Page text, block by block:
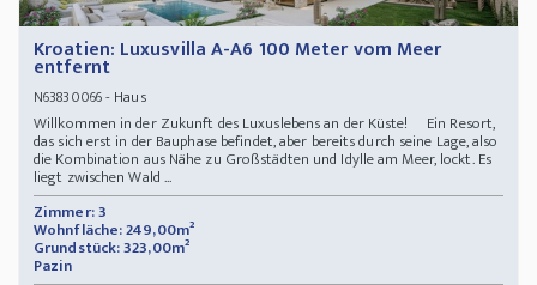
Kroatien: Luxusvilla A-A6 100 Meter vom Meer
entfernt
N63830066- Haus
Willkommen in der Zukunft des Luxuslebens an der Küste! Ein Resort,
das sich erst in der Bauphase befindet, aber bereits durch seine Lage, also
die Kombination aus Nähe zu Großstädten und Idylle am Meer, lockt. Es
liegt zwischen Wald ...
Zimmer: 3
Wohnfläche: 249,00m²
Grundstück: 323,00m²
Pazin